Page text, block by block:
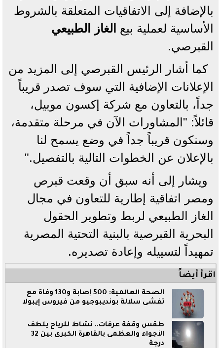
بالإضافة إلى الاتفاقيات المتعلقة بالشروط
الأساسية لعملية بيع الغاز الطبيعي
القبرصي.
كما أشار الرئيس القبرصي إلى المزيد من
الإعلانات الإضافية التي سوف تصدر قريباً
جداً، بالتعاون مع شركة إكسون موبيل،
قائلاً: "المشاورات الآن في مرحلة متقدمة،
وسنكون قريباً جداً في وضع يسمح لنا
بالإعلان عن الخطوات التالية بالتفصيل."
ويشار إلى أنه سبق أن وقعت قبرص
ومصر اتفاقية إطارية للتعاون في مجال
الغاز الطبيعي لربط وتطوير الحقول
البحرية القبرصية بالبنية التحتية المصرية
تمهيداً لتسييله وإعادة تصديره.
اقرأ أيضاً
الصحة العالمية: 500 إصابة و130 وفاة مع
تفشى سلالة بونديبوجيو من فيروس إيبولا
طقس وقفة عرفات.. نشاط للرياح يلطف
الأجواء والعظمى بالقاهرة الكبرى بين 32
درجة